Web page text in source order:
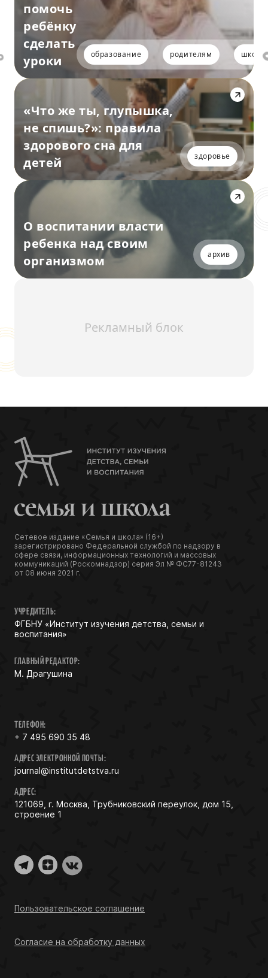
помочь
ребёнку
сделать
уроки
образование родителям
«Что же ты, глупышка,
не спишь?»: правила
здорового сна для
детей
здоровье
О воспитании власти
ребенка над своим
организмом
архив
Рекламный блок
Сетевое издание «Семья и школа» (16+)
зарегистрировано Федеральной службой по надзору в
сфере связи, информационных технологий и массовых
коммуникаций (Роскомнадзор) серия Эл № ФС77-81243
от 08 июня 2021 г.
УЧРЕДИТЕЛЬ:
ФГБНУ «Институт изучения детства, семьи и
воспитания»
ГЛАВНЫЙ РЕДАКТОР:
М. Драгушина
ТЕЛЕФОН:
+ 7 495 690 35 48
АДРЕС ЭЛЕКТРОННОЙ ПОЧТЫ:
journal@institutdetstva.ru
АДРЕС:
121069, г. Москва, Трубниковский переулок, дом 15,
строение 1
Пользовательское соглашение
Согласие на обработку данных